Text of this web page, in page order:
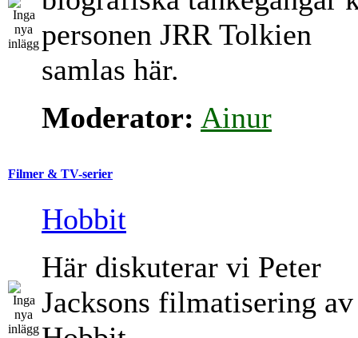
personen JRR Tolkien
samlas här.
Moderator: Ainur
Filmer & TV-serier
Hobbit
Här diskuterar vi Peter
Jacksons filmatisering